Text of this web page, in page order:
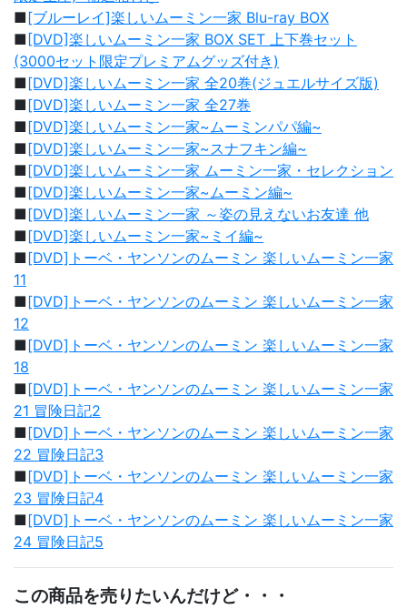
■[ブルーレイ]楽しいムーミン一家 Blu-ray BOX
■ [DVD]楽しいムーミン一家 BOX SET 上下巻セット
(3000セット限定プレミアムグッズ付き)
■[DVD]楽しいムーミン一家 全20巻(ジュエルサイズ版)
■[DVD]楽しいムーミン一家 全27巻
■[DVD]楽しいムーミン一家~ムーミンパパ編~
■[DVD]楽しいムーミン一家~スナフキン編~
■[DVD]楽しいムーミン一家 ムーミン一家・セレクション
■[DVD]楽しいムーミン一家~ムーミン編~
■[DVD]楽しいムーミン一家 ～姿の見えないお友達 他
■[DVD]楽しいムーミン一家~ミイ編~
■[DVD]トーベ・ヤンソンのムーミン 楽しいムーミン一家
11
■[DVD]トーベ・ヤンソンのムーミン 楽しいムーミン一家
12
■[DVD]トーベ・ヤンソンのムーミン 楽しいムーミン一家
18
■[DVD]トーベ・ヤンソンのムーミン 楽しいムーミン一家
21 冒険日記2
■[DVD]トーベ・ヤンソンのムーミン 楽しいムーミン一家
22 冒険日記3
■[DVD]トーベ・ヤンソンのムーミン 楽しいムーミン一家
23 冒険日記4
■[DVD]トーベ・ヤンソンのムーミン 楽しいムーミン一家
24 冒険日記5
この商品を売りたいんだけど・・・